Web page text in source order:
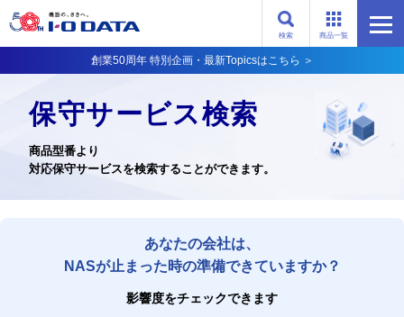
商品一覧
検索
創業50周年 特別企画・最新Topicsはこちら ＞
保守サービス検索
商品型番より
対応保守サービスを検索することができます。
あなたの会社は、
NASが止まった時の準備できていますか？
影響度をチェックできます